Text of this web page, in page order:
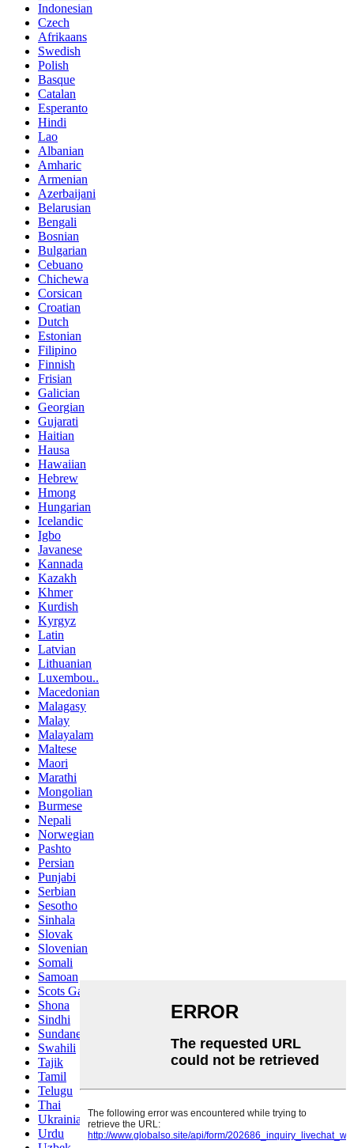
Indonesian
Czech
Afrikaans
Swedish
Polish
Basque
Catalan
Esperanto
Hindi
Lao
Albanian
Amharic
Armenian
Azerbaijani
Belarusian
Bengali
Bosnian
Bulgarian
Cebuano
Chichewa
Corsican
Croatian
Dutch
Estonian
Filipino
Finnish
Frisian
Galician
Georgian
Gujarati
Haitian
Hausa
Hawaiian
Hebrew
Hmong
Hungarian
Icelandic
Igbo
Javanese
Kannada
Kazakh
Khmer
Kurdish
Kyrgyz
Latin
Latvian
Lithuanian
Luxembou..
Macedonian
Malagasy
Malay
Malayalam
Maltese
Maori
Marathi
Mongolian
Burmese
Nepali
Norwegian
Pashto
Persian
Punjabi
Serbian
Sesotho
Sinhala
Slovak
Slovenian
Somali
Samoan
Scots Gaelic
Shona
Sindhi
Sundanese
Swahili
Tajik
Tamil
Telugu
Thai
Ukrainian
Urdu